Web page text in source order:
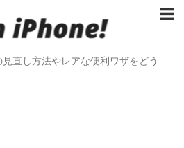
直し方法やレアな便利ワザをどう